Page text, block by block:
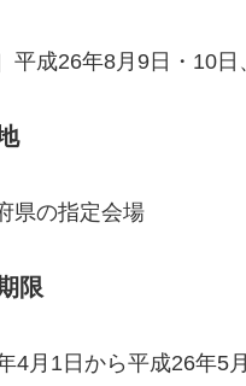
平成26年8月9日・10
県の指定会場
限
4月1日から平成26年5